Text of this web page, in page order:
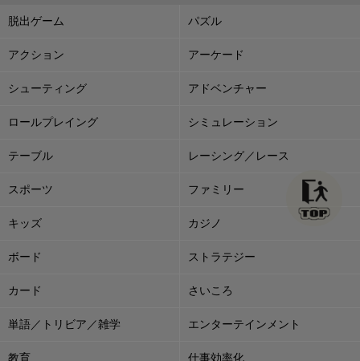
脱出ゲーム パズル
アクション アーケード
シューティング アドベンチャー
ロールプレイング シミュレーション
テーブル レーシング／レース
スポーツ ファミリー
キッズ カジノ
ボード ストラテジー
カード さいころ
単語／トリビア／雑学 エンターテインメント
教育 仕事効率化